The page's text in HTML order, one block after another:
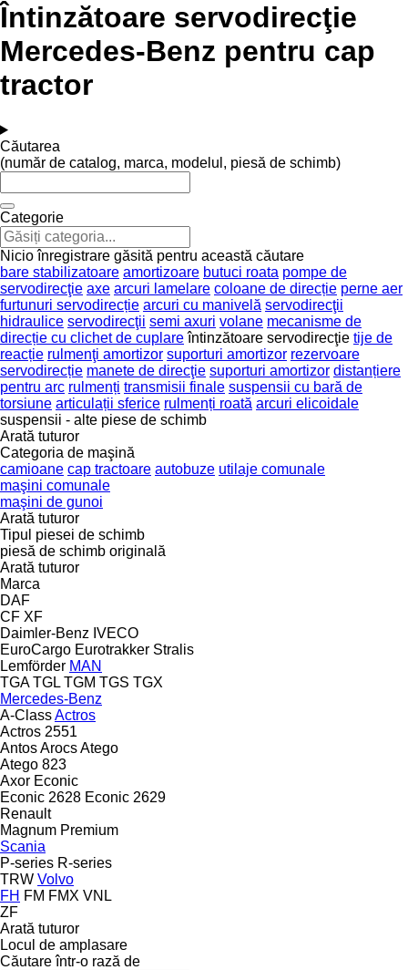
Întinzătoare servodirecţie
Mercedes-Benz pentru cap
tractor
Căutarea
(număr de catalog, marca, modelul, piesă de schimb)
Categorie
Nicio înregistrare găsită pentru această căutare
bare stabilizatoare amortizoare butuci roata pompe de
servodirecţie axe arcuri lamelare coloane de direcție perne aer
furtunuri servodirecție arcuri cu manivelă servodirecţii
hidraulice servodirecţii semi axuri volane mecanisme de
direcție cu clichet de cuplare întinzătoare servodirecţie tije de
reacție rulmenţi amortizor suporturi amortizor rezervoare
servodirecție manete de direcţie suporturi amortizor distanțiere
pentru arc rulmenți transmisii finale suspensii cu bară de
torsiune articulații sferice rulmenți roată arcuri elicoidale
suspensii - alte piese de schimb
Arată tuturor
Categoria de maşină
camioane cap tractoare autobuze utilaje comunale
maşini comunale
maşini de gunoi
Arată tuturor
Tipul piesei de schimb
piesă de schimb originală
Arată tuturor
Marca
DAF
CF XF
Daimler-Benz IVECO
EuroCargo Eurotrakker Stralis
Lemförder MAN
TGA TGL TGM TGS TGX
Mercedes-Benz
A-ClassActros
Actros 2551
AntosArocsAtego
Atego 823
Axor Econic
Econic 2628 Econic 2629
Renault
Magnum Premium
Scania
P-series R-series
TRW Volvo
FH FM FMX VNL
ZF
Arată tuturor
Locul de amplasare
Căutare într-o rază de